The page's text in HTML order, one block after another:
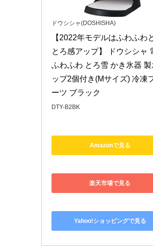
ドウシシャ(DOSHISHA)
【2022年モデルはふわふわ
とろ感アップ】 ドウシシャ
ふわふわ とろ雪 かき氷器 製
ップ2個付き(Mサイズ) 冷凍
ーツ ブラック
DTY-B2BK
楽天市場で見る
Yahoo!ショッピングで見る